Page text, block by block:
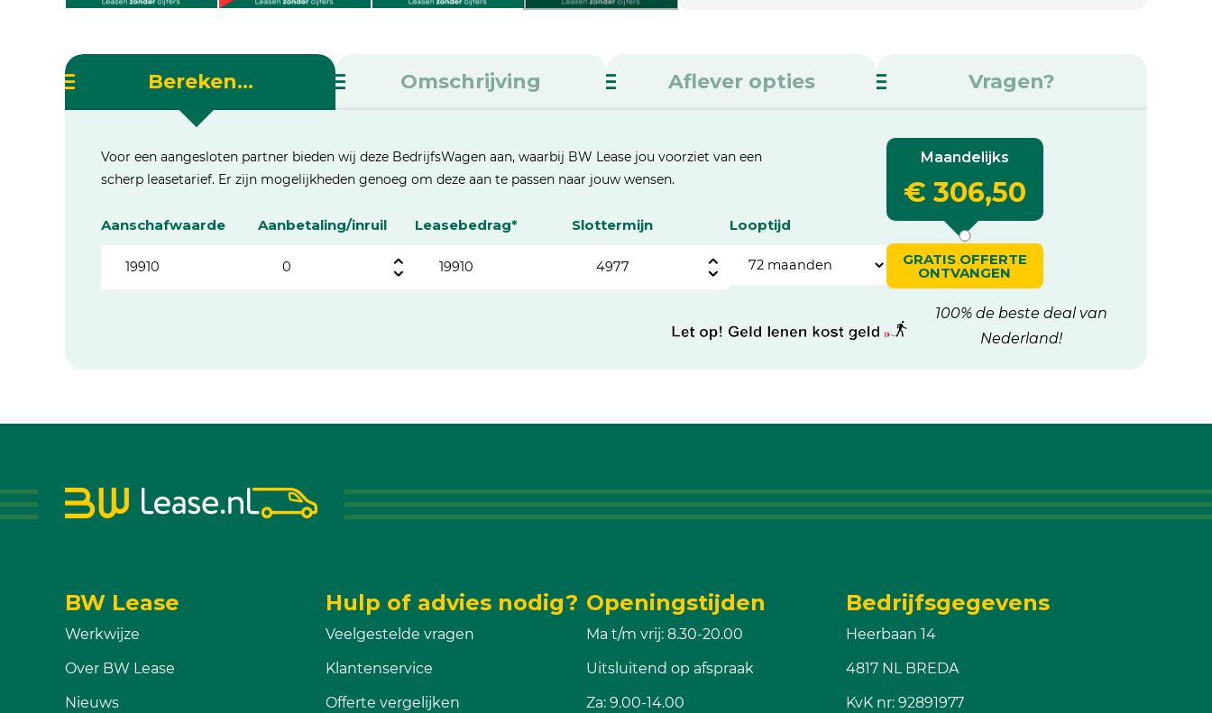
Bereken... Omschrijving Aflever opties Vragen?
Voor een aangesloten partner bieden wij deze BedrijfsWagen aan, waarbij BW Lease jou voorziet van een
scherp leasetarief. Er zijn mogelijkheden genoeg om deze aan te passen naar jouw wensen.
Aanschafwaarde Aanbetaling/inruil Leasebedrag* Slottermijn Looptijd
Maandelijks
€ 306,50
GRATIS OFFERTE
ONTVANGEN
100% de beste deal van
Nederland!
BW Lease
Werkwijze
Over BW Lease
Nieuws
Hulp of advies nodig?
Veelgestelde vragen
Klantenservice
Offerte vergelijken
Openingstijden
Ma t/m vrij: 8.30-20.00
Uitsluitend op afspraak
Za: 9.00-14.00
Bedrijfsgegevens
Heerbaan 14
4817 NL BREDA
KvK nr: 92891977